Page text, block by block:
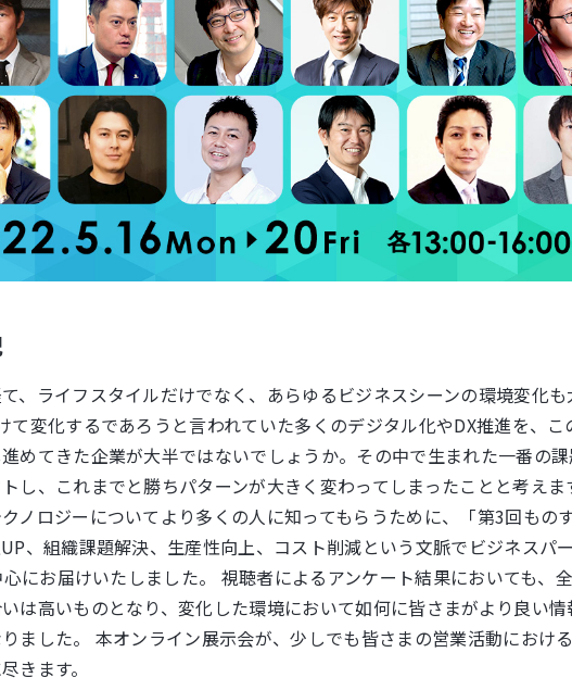
、ライフスタイルだけでなく、あらゆるビジネスシーンの環境変化
て変化するであろうと言われていた多くのデジタル化やDX推進を、
めてきた企業が大半ではないでしょうか。その中で生まれた一番の
し、これまでと勝ちパターンが大きく変わってしまったことと考え
ノロジーについてより多くの人に知ってもらうために、「第3回もの
、組織課題解決、生産性向上、コスト削減という文脈でビジネスパ
にお届けいたしました。 視聴者によるアンケート結果においても、
は高いものとなり、変化した環境において如何に皆さまがより良い
ました。 本オンライン展示会が、少しでも皆さまの営業活動におけ
きます。